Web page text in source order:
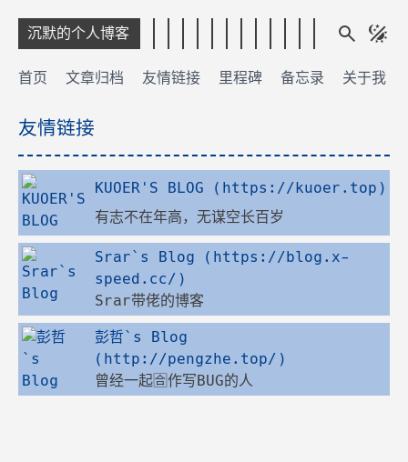
沉默的个人博客
首页 文章归档 友情链接 里程碑 备忘录 关于我
友情链接
KUOER'S BLOG (https://kuoer.top)
有志不在年高，无谋空长百岁
Srar`s Blog (https://blog.x-
speed.cc/)
Srar带佬的博客
彭哲`s Blog
(http://pengzhe.top/)
曾经一起🈴️作写BUG的人